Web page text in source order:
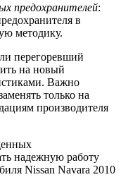
предохранителей:
в
методику.
перегоревший
на новый
Важно
только на
производителя
надежную работу
Nissan Navara 2010